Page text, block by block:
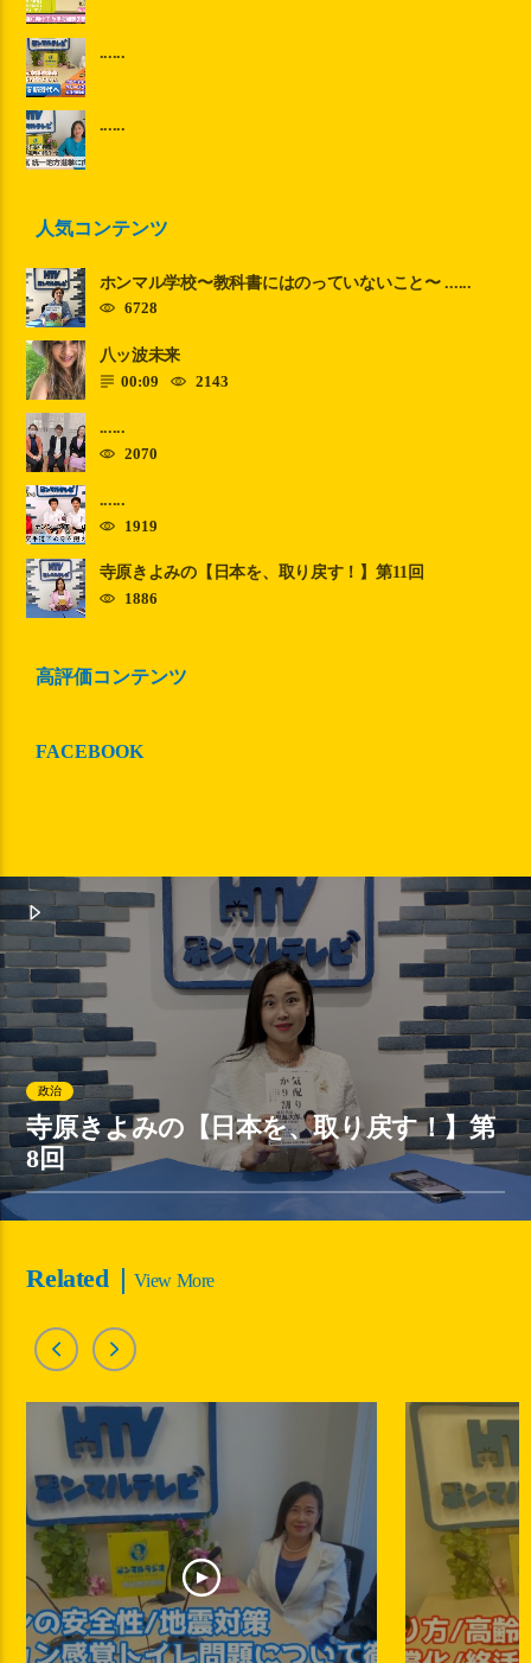
......
......
人気コンテンツ
ホンマル学校〜教科書にはのっていないこと〜 ......
6728
八ッ波未来
00:09
2143
......
2070
......
1919
寺原きよみの【日本を、取り戻す！】第11回
1886
高評価コンテンツ
FACEBOOK
政治
寺原きよみの【日本を、取り戻す！】第
8回
Related View More